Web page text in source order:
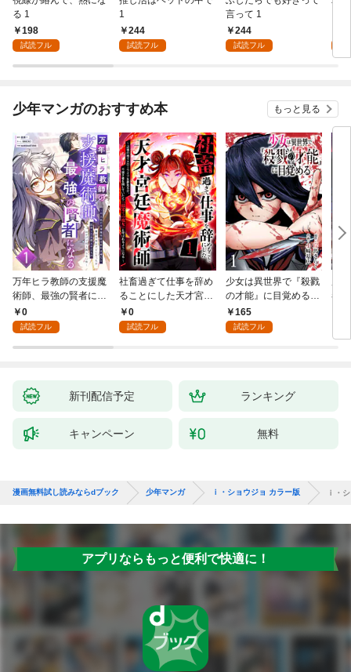
る 1
198
試読フル
1
244
試読フル
言って 1
244
試読フル
少年マンガのおすすめ本 もっと見る
万年ヒラ教師の支援魔
術師、最強の賢者にな
る～不人気の支援魔術
師は給料泥棒だと魔術
が、出世した元教え子
0
試読フル
社畜過ぎて仕事を辞め
ることにした天才宮廷
魔術師～辺境の地でス
ローライフを夢見る
0
試読フル
少女は異世界で『殺戮
の才能』に目覚める
(話売り) #1
165
試読フル
者
新刊配信予定 ランキング
キャンペーン 無料
漫画無料試し読みならdブック 少年マンガ ｉ・ショウジョ カラー版 ｉ・
アプリならもっと便利で快適に！